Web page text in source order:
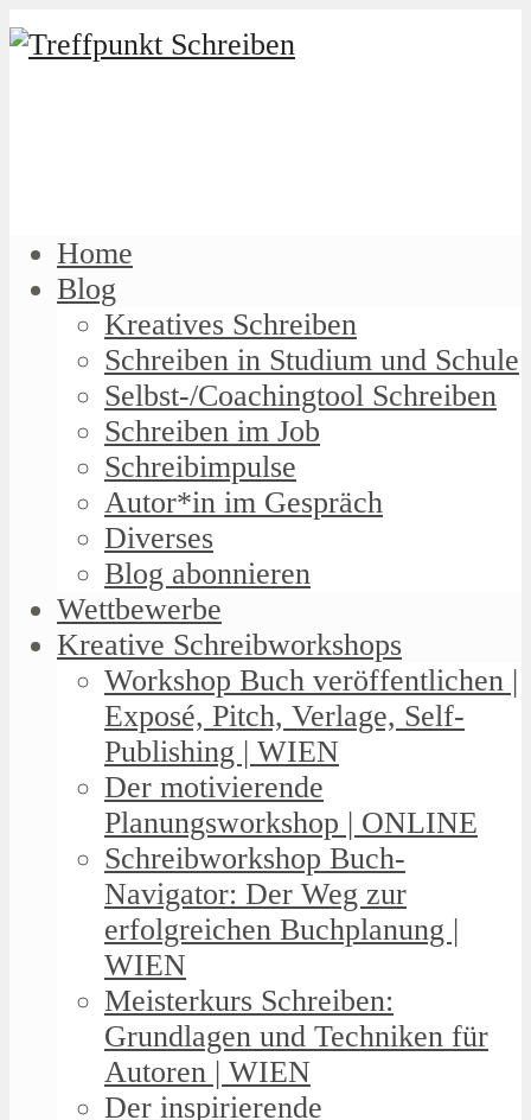
Home
Blog
Kreatives Schreiben
Schreiben in Studium und Schule
Selbst-/Coachingtool Schreiben
Schreiben im Job
Schreibimpulse
Autor*in im Gespräch
Diverses
Blog abonnieren
Wettbewerbe
Kreative Schreibworkshops
Workshop Buch veröffentlichen |
Exposé, Pitch, Verlage, Self-
Publishing | WIEN
Der motivierende
Planungsworkshop | ONLINE
Schreibworkshop Buch-
Navigator: Der Weg zur
erfolgreichen Buchplanung |
WIEN
Meisterkurs Schreiben:
Grundlagen und Techniken für
Autoren | WIEN
Der inspirierende